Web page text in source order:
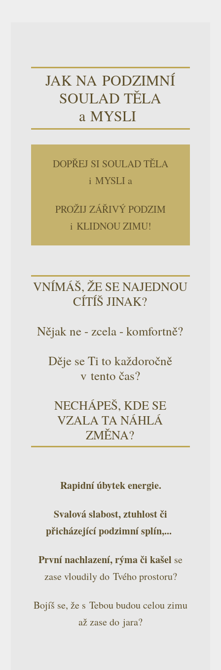
JAK NA PODZIMNÍ
SOULAD TĚLA
a MYSLI
DOPŘEJ SI SOULAD TĚLA
i MYSLI a
PROŽIJ ZÁŘIVÝ PODZIM
i KLIDNOU ZIMU!
VNÍMÁŠ, ŽE SE NAJEDNOU
CÍTÍŠ JINAK?
Nějak ne - zcela - komfortně?
Děje se Ti to každoročně
v tento čas?
NECHÁPEŠ, KDE SE
VZALA TA NÁHLÁ
ZMĚNA?
Rapidní úbytek energie.
Svalová slabost, ztuhlost či
přicházející podzimní splín,...
První nachlazení, rýma či kašel se
zase vloudily do Tvého prostoru?
Bojíš se, že s Tebou budou celou zimu
až zase do jara?